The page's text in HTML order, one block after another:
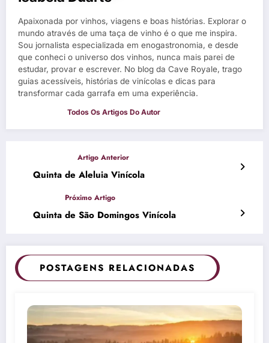
Apaixonada por vinhos, viagens e boas histórias. Explorar o
mundo através de uma taça de vinho é o que me inspira.
Sou jornalista especializada em enogastronomia, e desde
que conheci o universo dos vinhos, nunca mais parei de
estudar, provar e escrever. No blog da Cave Royale, trago
guias acessíveis, histórias de vinícolas e dicas para
transformar cada garrafa em uma experiência.
Quinta de Aleluia Vinícola
Quinta de São Domingos Vinícola
POSTAGENS RELACIONADAS